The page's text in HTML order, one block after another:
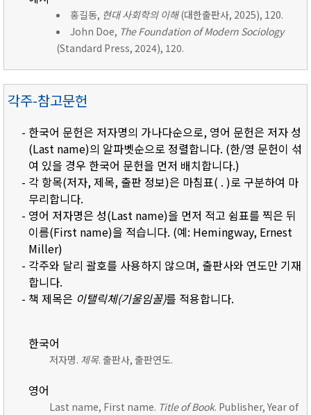
홍길동, 현대 사회학의 이해(대한출판사, 2025), 120.
John Doe, The Foundation of Modern Sociology
(Standard Press, 2024), 120.
각주-참고문헌
- 한국어 문헌은 저자명의 가나다순으로, 영어 문헌은 저자 성
(Last name)의 알파벳순으로 정렬합니다. (한/영 문헌이 섞
여 있을 경우 한국어 문헌을 먼저 배치합니다.)
- 각 항목(저자, 제목, 출판 정보)은 마침표( . )로 구분하여 마
무리합니다.
- 영어 저자명은 성(Last name)을 먼저 적고 쉼표를 찍은 뒤
이름(First name)을 적습니다. (예: Hemingway, Ernest
Miller)
- 각주와 달리 괄호를 사용하지 않으며, 출판사와 연도만 기재
합니다.
- 책 제목은 이탤릭체(기울임꼴)를 적용합니다.
한국어
저자명. 제목. 출판사, 출판연도.
영어
Last name, First name. Title of Book. Publisher, Year of